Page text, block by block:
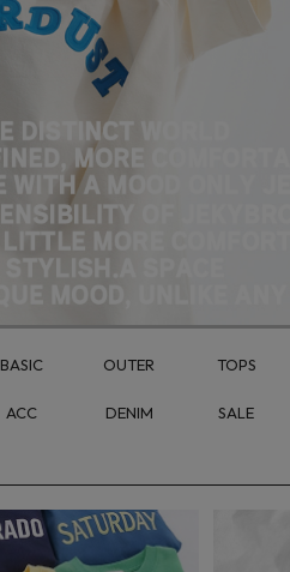
BASIC OUTER TOPS
ACC DENIM SALE